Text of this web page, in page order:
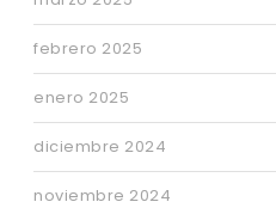
febrero 2025
enero 2025
diciembre 2024
noviembre 2024